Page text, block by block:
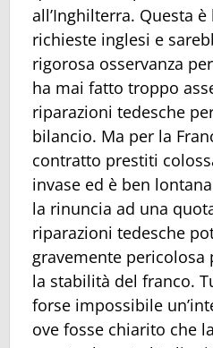
all’Inghilterra. Questa
richieste inglesi e
rigorosa osservanza
ha mai fatto troppo
riparazioni tedesche
bilancio. Ma per la
contratto prestiti
invase ed è ben
la rinuncia ad una
riparazioni tedesche
gravemente
la stabilità del franco.
forse impossibile
ove fosse chiarito che